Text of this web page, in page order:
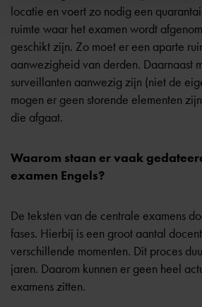
locatie en voert zo nodig een
ruimte waar het examen wordt
geschikt zijn. Zo moet er een aparte
aanwezigheid van derden. Daarnaast
surveillanten aanwezig zijn (niet de
mogen er geen storende elementen
die afgaat.
Waarom staan er vaak
examen Engels?
De teksten van de centrale examens
fases. Hierbij is een groot aantal
verschillende momenten. Dit proces
jaren. Daarom kunnen er geen heel
examens zitten.